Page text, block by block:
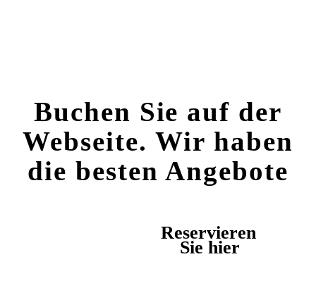
Buchen Sie auf der
Webseite. Wir haben
die besten Angebote
Reservieren
Sie hier